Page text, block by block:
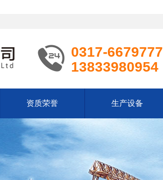
0317-6679777
13833980954
资质荣誉 生产设备